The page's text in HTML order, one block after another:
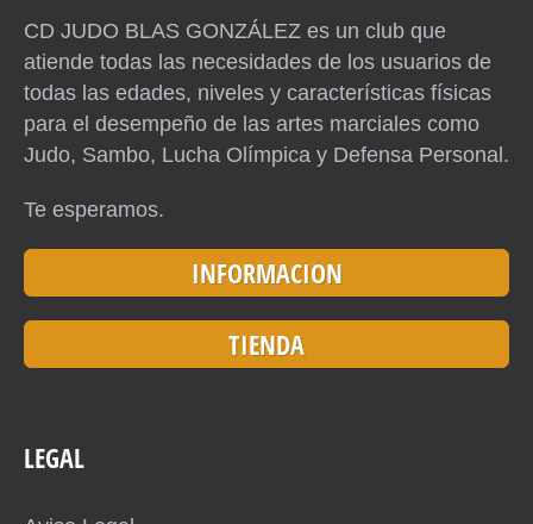
CD JUDO BLAS GONZÁLEZ es un club que
atiende todas las necesidades de los usuarios de
todas las edades, niveles y características físicas
para el desempeño de las artes marciales como
Judo, Sambo, Lucha Olímpica y Defensa Personal.
Te esperamos.
INFORMACION
TIENDA
LEGAL